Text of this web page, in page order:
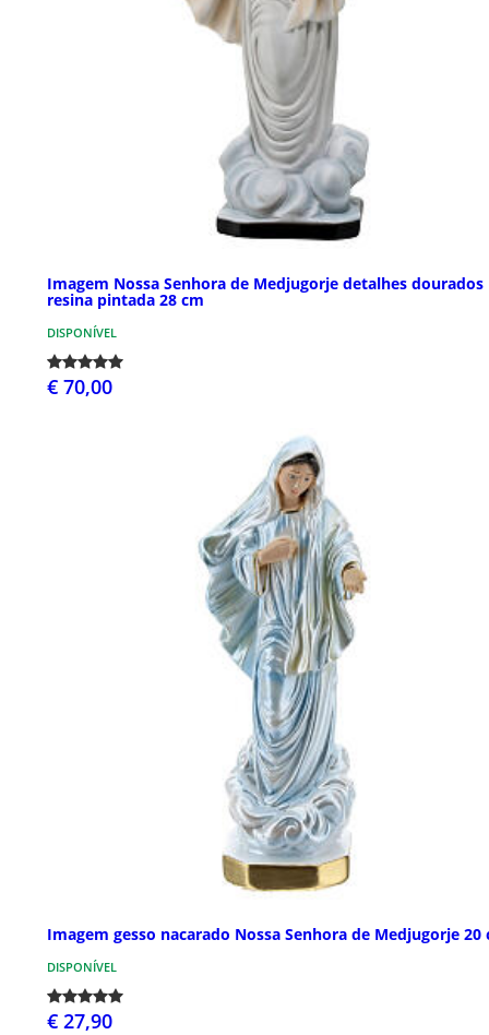
Imagem Nossa Senhora de Medjugorje detalhes dourados
resina pintada 28 cm
DISPONÍVEL
€ 70,00
Imagem gesso nacarado Nossa Senhora de Medjugorje 20
DISPONÍVEL
€ 27,90